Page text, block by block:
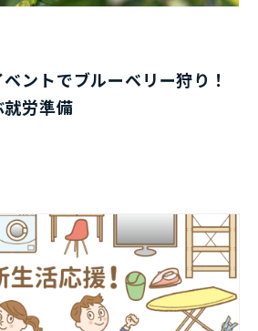
ントでブルーベリー狩り！
労準備